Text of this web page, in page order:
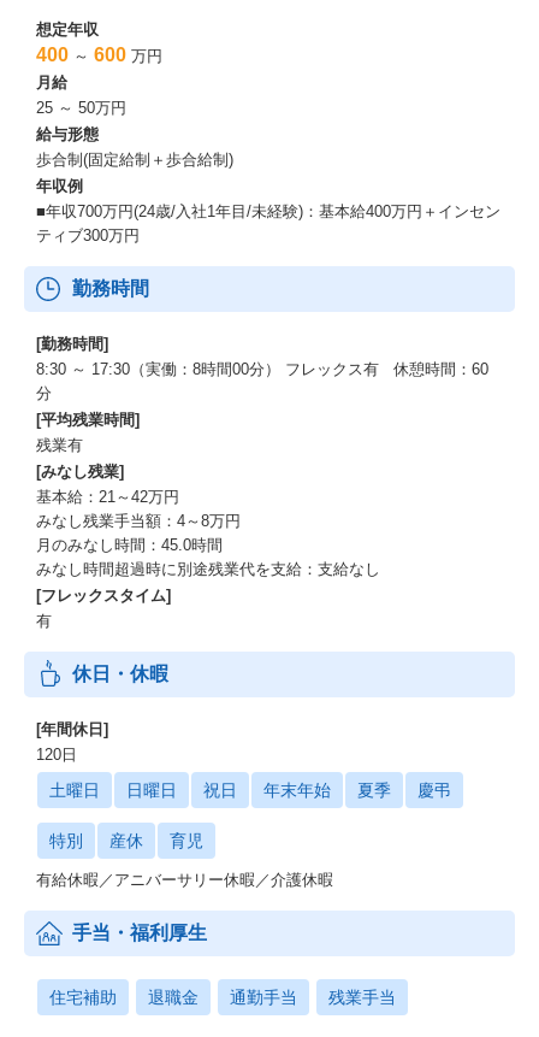
想定年収
400 ～ 600 万円
月給
25 ～ 50万円
給与形態
歩合制(固定給制＋歩合給制)
年収例
■年収700万円(24歳/入社1年目/未経験)：基本給400万円＋インセン
ティブ300万円
勤務時間
[勤務時間]
8:30 ～ 17:30（実働：8時間00分） フレックス有 休憩時間：60
分
[平均残業時間]
残業有
[みなし残業]
基本給：21～42万円
みなし残業手当額：4～8万円
月のみなし時間：45.0時間
みなし時間超過時に別途残業代を支給：支給なし
[フレックスタイム]
有
休日・休暇
[年間休日]
120日
土曜日 日曜日 祝日 年末年始 夏季 慶弔
特別 産休 育児
有給休暇／アニバーサリー休暇／介護休暇
手当・福利厚生
住宅補助 退職金 通勤手当 残業手当